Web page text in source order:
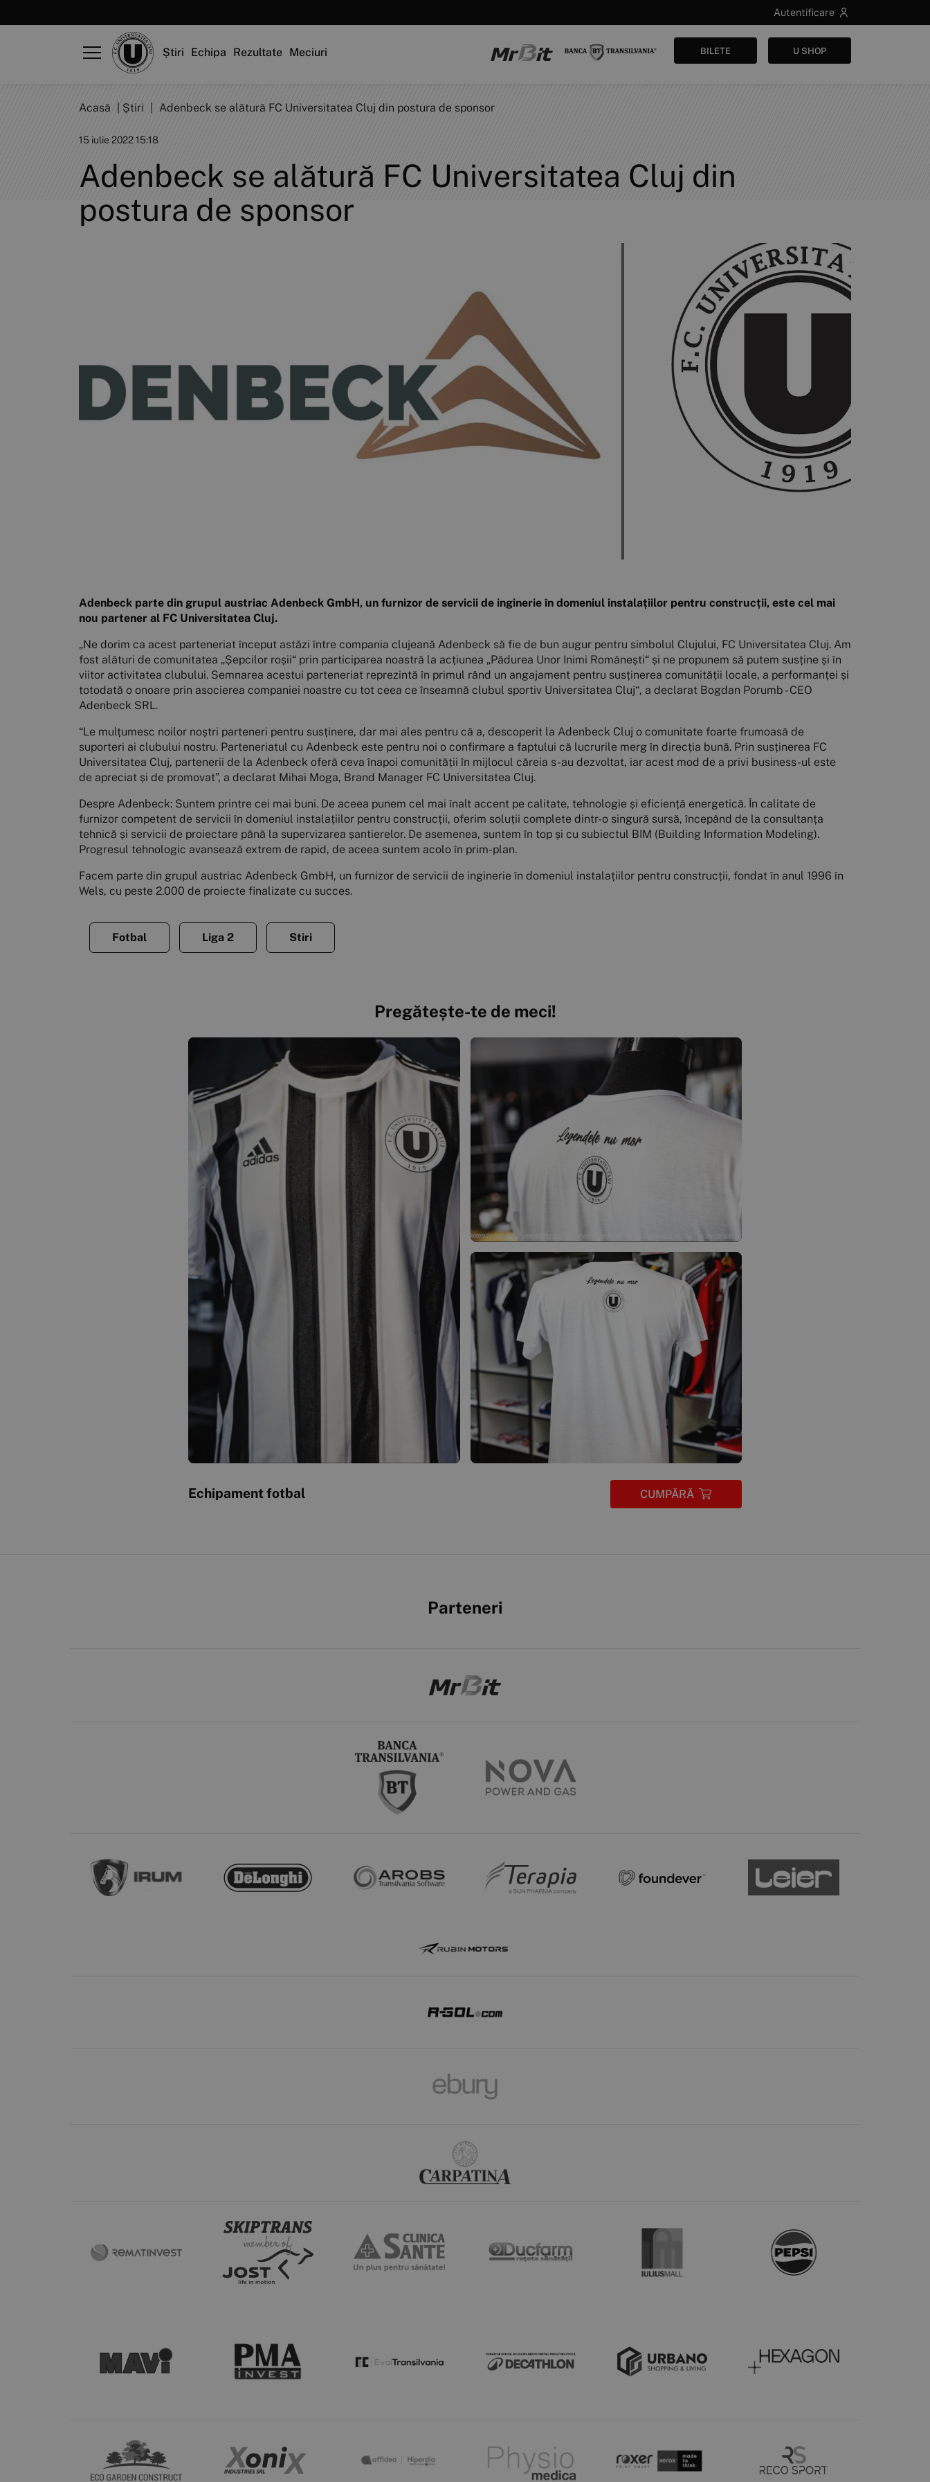
Autentificare
Știri Echipa Rezultate Meciuri BILETE U SHOP
Acasă Știri Adenbeck se alătură FC Universitatea Cluj din postura de sponsor
15 iulie 2022 15:18
Adenbeck se alătură FC Universitatea Cluj din
postura de sponsor
Adenbeck parte din grupul austriac Adenbeck GmbH, un furnizor de servicii de inginerie în domeniul instalațiilor pentru construcții, este cel mai
nou partener al FC Universitatea Cluj.
„Ne dorim ca acest parteneriat început astăzi între compania clujeană Adenbeck să fie de bun augur pentru simbolul Clujului, FC Universitatea Cluj. Am
fost alături de comunitatea „Șepcilor roșii“ prin participarea noastră la acțiunea „Pădurea Unor Inimi Românești“ și ne propunem să putem susține și în
viitor activitatea clubului. Semnarea acestui parteneriat reprezintă în primul rând un angajament pentru susținerea comunității locale, a performanței și
totodată o onoare prin asocierea companiei noastre cu tot ceea ce înseamnă clubul sportiv Universitatea Cluj“, a declarat Bogdan Porumb - CEO
Adenbeck SRL.
“Le mulțumesc noilor noștri parteneri pentru susținere, dar mai ales pentru că a, descoperit la Adenbeck Cluj o comunitate foarte frumoasă de
suporteri ai clubului nostru. Parteneriatul cu Adenbeck este pentru noi o confirmare a faptului că lucrurile merg în direcția bună. Prin susținerea FC
Universitatea Cluj, partenerii de la Adenbeck oferă ceva înapoi comunității în mijlocul căreia s-au dezvoltat, iar acest mod de a privi business-ul este
de apreciat și de promovat”, a declarat Mihai Moga, Brand Manager FC Universitatea Cluj.
Despre Adenbeck: Suntem printre cei mai buni. De aceea punem cel mai înalt accent pe calitate, tehnologie și eficiență energetică. În calitate de
furnizor competent de servicii în domeniul instalațiilor pentru construcții, oferim soluții complete dintr-o singură sursă, începând de la consultanța
tehnică și servicii de proiectare până la supervizarea șantierelor. De asemenea, suntem în top și cu subiectul BIM (Building Information Modeling).
Progresul tehnologic avansează extrem de rapid, de aceea suntem acolo în prim-plan.
Facem parte din grupul austriac Adenbeck GmbH, un furnizor de servicii de inginerie în domeniul instalațiilor pentru construcții, fondat în anul 1996 în
Wels, cu peste 2.000 de proiecte finalizate cu succes.
Fotbal Liga 2 Stiri
Pregătește-te de meci!
Echipament fotbal CUMPĂRĂ
Parteneri